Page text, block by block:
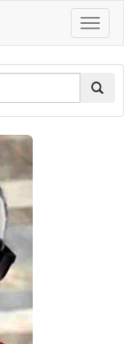
Toggle